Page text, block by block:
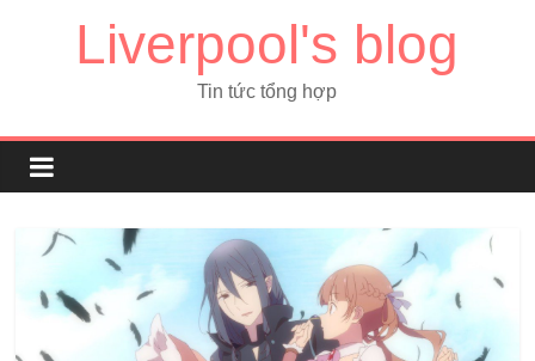
Liverpool's blog
Tin tức tổng hợp